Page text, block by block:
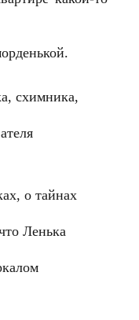
схимника,
о тайнах
Ленька